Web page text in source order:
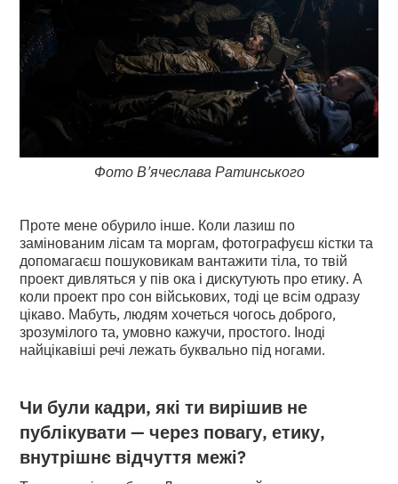
Фото В’ячеслава Ратинського
Проте мене обурило інше. Коли лазиш по
замінованим лісам та моргам, фотографуєш кістки та
допомагаєш пошуковикам вантажити тіла, то твій
проект дивляться у пів ока і дискутують про етику. А
коли проект про сон військових, тоді це всім одразу
цікаво. Мабуть, людям хочеться чогось доброго,
зрозумілого та, умовно кажучи, простого. Іноді
найцікавіші речі лежать буквально під ногами.
Чи були кадри, які ти вирішив не
публікувати — через повагу, етику,
внутрішнє відчуття межі?